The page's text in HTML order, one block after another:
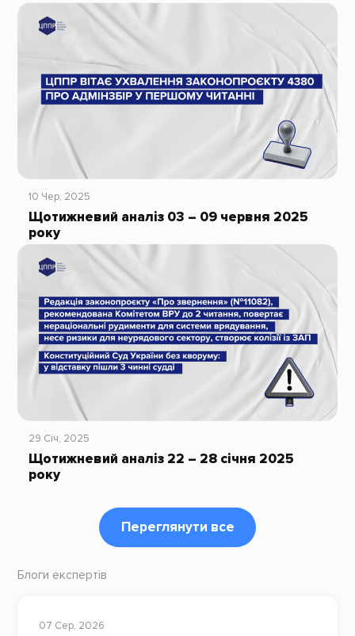
10 Чер, 2025
Щотижневий аналіз 03 – 09 червня 2025
року
29 Січ, 2025
Щотижневий аналіз 22 – 28 січня 2025
року
Переглянути все
Блоги експертів
07 Сер, 2026